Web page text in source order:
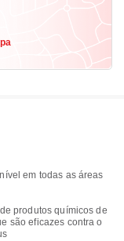
em todas as áreas
produtos químicos de
são eficazes contra o